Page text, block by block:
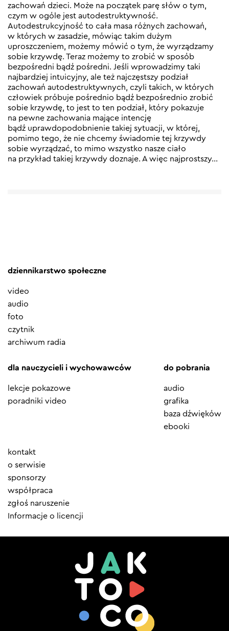
zachowań dzieci. Może na początek parę słów o tym,
czym w ogóle jest autodestruktywność.
Autodestrukcyjność to cała masa różnych zachowań,
w których w zasadzie, mówiąc takim dużym
uproszczeniem, możemy mówić o tym, że wyrządzamy
sobie krzywdę. Teraz możemy to zrobić w sposób
bezpośredni bądź pośredni. Jeśli wprowadzimy taki
najbardziej intuicyjny, ale też najczęstszy podział
zachowań autodestruktywnych, czyli takich, w których
człowiek próbuje pośrednio bądź bezpośrednio zrobić
sobie krzywdę, to jest to ten podział, który pokazuje
na pewne zachowania mające intencję
bądź uprawdopodobnienie takiej sytuacji, w której,
pomimo tego, że nie chcemy świadomie tej krzywdy
sobie wyrządzać, to mimo wszystko nasze ciało
na przykład takiej krzywdy doznaje. A więc najprostszy…
dziennikarstwo społeczne
video
audio
foto
czytnik
archiwum radia
dla nauczycieli i wychowawców
lekcje pokazowe
poradniki video
do pobrania
audio
grafika
baza dźwięków
ebooki
Element
menu
kontakt
o serwisie
sponsorzy
współpraca
zgłoś naruszenie
Informacje o licencji